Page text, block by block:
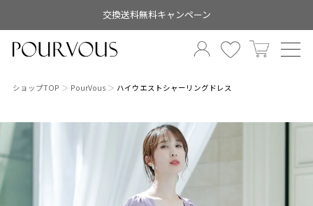
交換送料無料キャンペーン
ショップTOP PourVous ハイウエストシャーリングドレス